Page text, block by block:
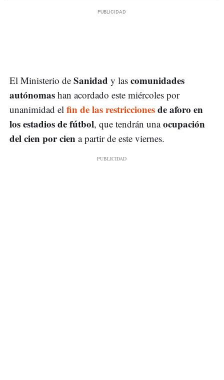
El Ministerio de Sanidad y las comunidades
autónomas han acordado este miércoles por
unanimidad el fin de las restriccionesde aforo en
los estadios de fútbol, que tendrán unaocupación
del cien por cien a partir de este viernes.